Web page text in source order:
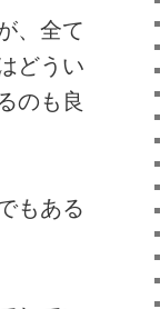
、全て
どうい
のも良
もある